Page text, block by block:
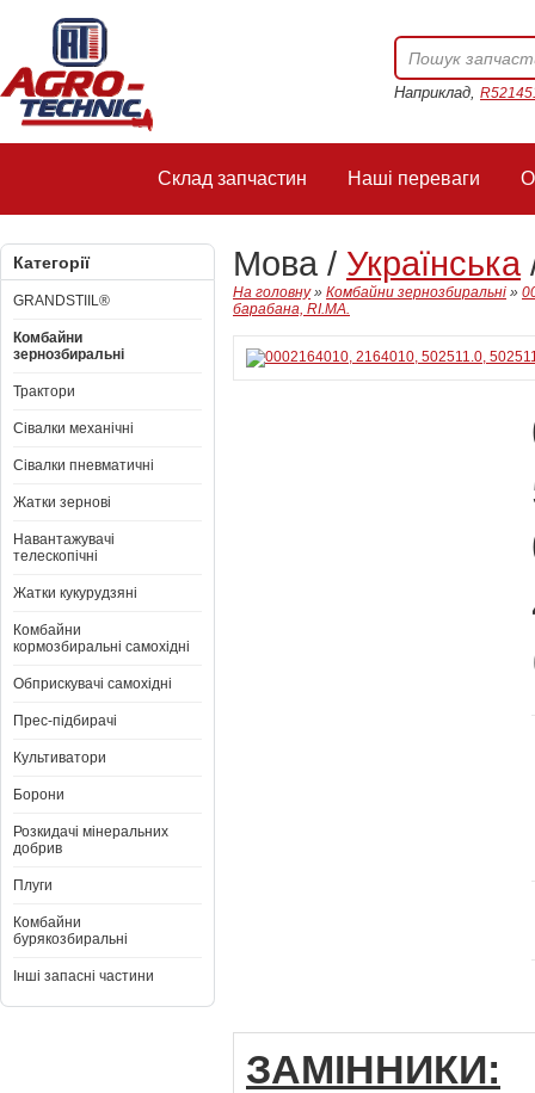
Наприклад,
Склад запчастин Наші переваги
Категорії
GRANDSTIIL®
Комбайни
зернозбиральні
Трактори
Сівалки механічні
Сівалки пневматичні
Жатки зернові
Навантажувачі
телескопічні
Жатки кукурудзяні
Комбайни
кормозбиральні самохідні
Обприскувачі самохідні
Прес-підбирачі
Культиватори
Борони
Розкидачі мінеральних
добрив
Плуги
Комбайни
бурякозбиральні
Інші запасні частини
Мова / Українська
На головну» Комбайни зернозбиральні »
барабана, RI.MA.
ЗАМІННИКИ: